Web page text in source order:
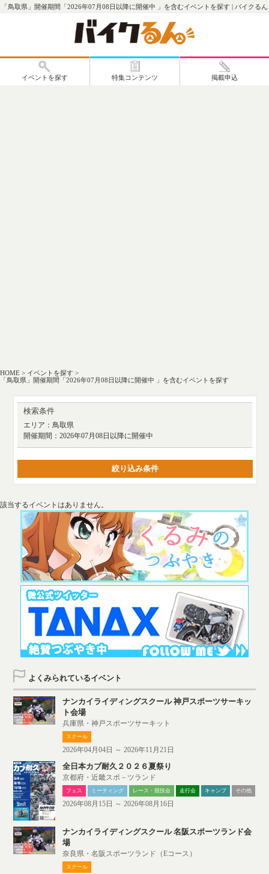
「鳥取県」開催期間「2026年07月08日以降に開催中 」を含むイベントを探す | バイクるん
HOME > イベントを探す >
「鳥取県」開催期間「2026年07月08日以降に開催中 」を含むイベントを探す
検索条件
エリア：鳥取県
開催期間：2026年07月08日以降に開催中
絞り込み条件
該当するイベントはありません。
よくみられているイベント
ナンカイライディングスクール 神戸スポーツサーキッ
ト会場
兵庫県・神戸スポーツサーキット
スクール
2026年04月04日 ～ 2026年11月21日
全日本カブ耐久２０２６夏祭り
京都府・近畿スポ－ツランド
フェス ミーティング レース・競技会 走行会 キャンプ その他
2026年08月15日 ～ 2026年08月16日
ナンカイライディングスクール 名阪スポーツランド会
場
奈良県・名阪スポーツランド（Eコース）
スクール